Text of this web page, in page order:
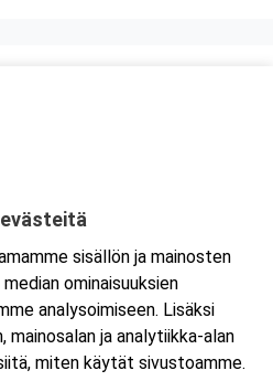
sisällön ja mainosten
ominaisuuksien
analysoimiseen. Lisäksi
mainosalan ja analytiikka-alan
miten käytät sivustoamme.